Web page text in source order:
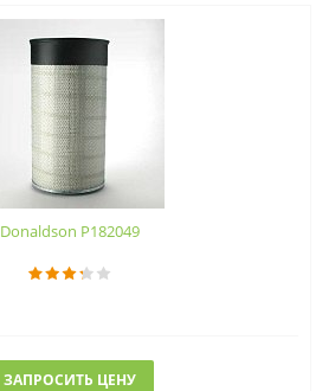
Donaldson P182049
ЗАПРОСИТЬ ЦЕНУ